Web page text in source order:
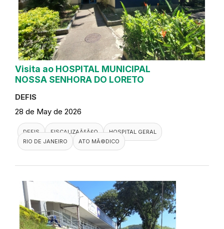
Visita ao HOSPITAL MUNICIPAL
NOSSA SENHORA DO LORETO
DEFIS
28 de May de 2026
DEFIS FISCALIZAÃ§Ã£O
HOSPITAL GERAL
RIO DE JANEIRO
ATO MÃ©DICO